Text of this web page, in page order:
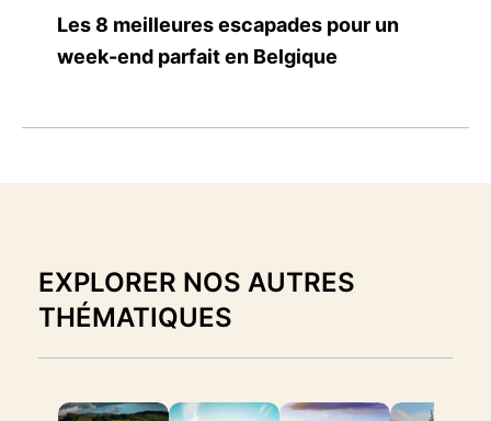
Les 8 meilleures escapades pour un
week-end parfait en Belgique
EXPLORER NOS AUTRES
THÉMATIQUES